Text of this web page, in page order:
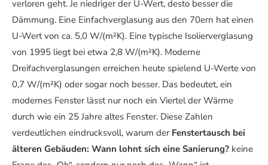
verloren geht. Je niedriger der U-Wert, desto besser die
Dämmung. Eine Einfachverglasung aus den 70ern hat einen
U-Wert von ca. 5,0 W/(m²K). Eine typische Isolierverglasung
von 1995 liegt bei etwa 2,8 W/(m²K). Moderne
Dreifachverglasungen erreichen heute spielend U-Werte von
0,7 W/(m²K) oder sogar noch besser. Das bedeutet, ein
modernes Fenster lässt nur noch ein Viertel der Wärme
durch wie ein 25 Jahre altes Fenster. Diese Zahlen
verdeutlichen eindrucksvoll, warum der Fenstertausch bei
älteren Gebäuden: Wann lohnt sich eine Sanierung? keine